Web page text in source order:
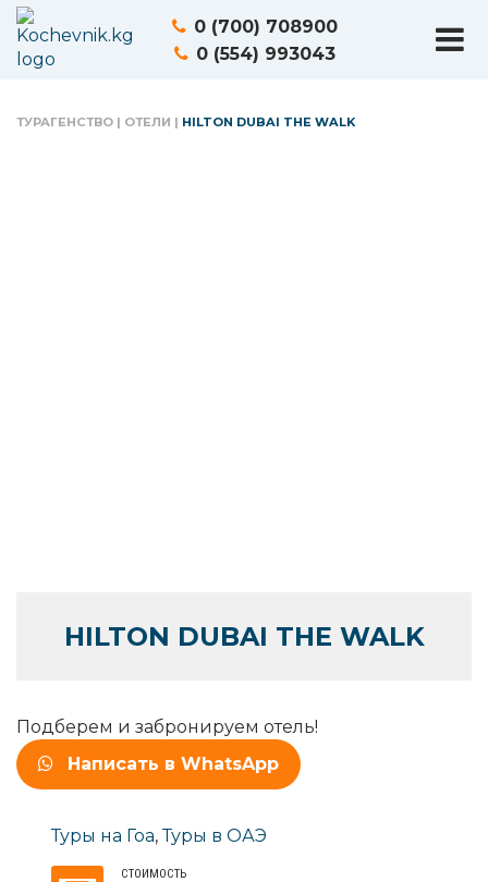
0 (700) 708900
0 (554) 993043
ТУРАГЕНСТВО | ОТЕЛИ | HILTON DUBAI THE WALK
HILTON DUBAI THE WALK
Подберем и забронируем отель!
Написать в WhatsApp
Туры на Гоа,Туры в ОАЭ
СТОИМОСТЬ